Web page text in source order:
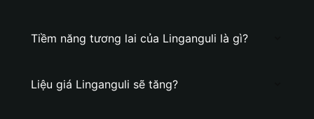
Tiềm năng tương lai của Linganguli là gì?
Liệu giá Linganguli sẽ tăng?